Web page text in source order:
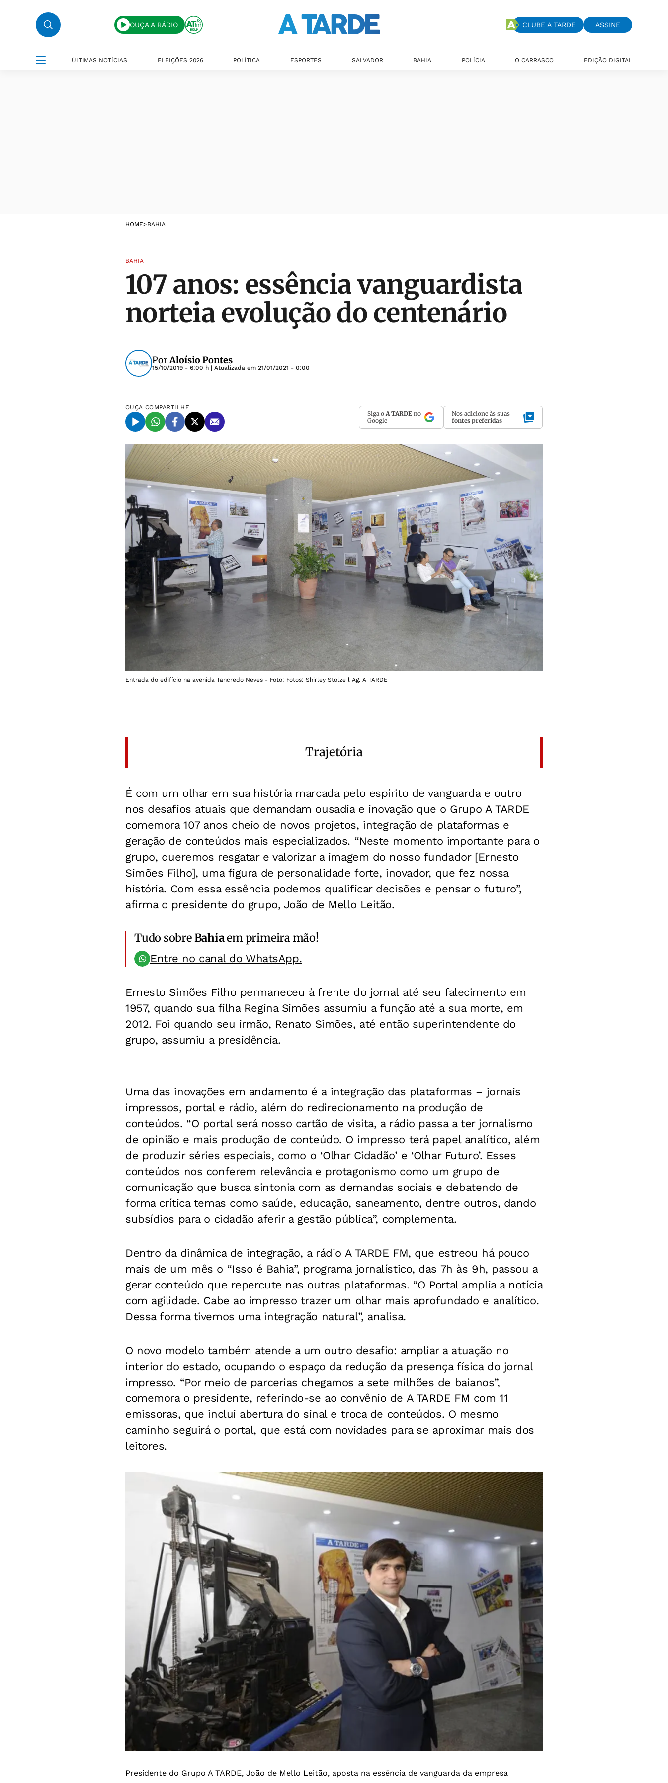
OUÇA A RÁDIO CLUBE A TARDE ASSINE
ÚLTIMAS NOTÍCIAS ELEIÇÕES 2026 POLÍTICA ESPORTES SALVADOR BAHIA POLÍCIA O CARRASCO EDIÇÃO DIGITAL
HOME>BAHIA
BAHIA
107 anos: essência vanguardista
norteia evolução do centenário
PorAloísio Pontes
15/10/2019 - 6:00 h | Atualizada em 21/01/2021 - 0:00
OUÇA COMPARTILHE
Siga o A TARDE no
Google
Nos adicione às suas
fontes preferidas
Entrada do edifício na avenida Tancredo Neves - Foto: Fotos: Shirley Stolze l Ag. A TARDE
Trajetória
É com um olhar em sua história marcada pelo espírito de vanguarda e outro
nos desafios atuais que demandam ousadia e inovação que o Grupo A TARDE
comemora 107 anos cheio de novos projetos, integração de plataformas e
geração de conteúdos mais especializados. “Neste momento importante para o
grupo, queremos resgatar e valorizar a imagem do nosso fundador [Ernesto
Simões Filho], uma figura de personalidade forte, inovador, que fez nossa
história. Com essa essência podemos qualificar decisões e pensar o futuro”,
afirma o presidente do grupo, João de Mello Leitão.
Tudo sobreBahiaem primeira mão!
Entre no canal do WhatsApp.
Ernesto Simões Filho permaneceu à frente do jornal até seu falecimento em
1957, quando sua filha Regina Simões assumiu a função até a sua morte, em
2012. Foi quando seu irmão, Renato Simões, até então superintendente do
grupo, assumiu a presidência.
Uma das inovações em andamento é a integração das plataformas – jornais
impressos, portal e rádio, além do redirecionamento na produção de
conteúdos. “O portal será nosso cartão de visita, a rádio passa a ter jornalismo
de opinião e mais produção de conteúdo. O impresso terá papel analítico, além
de produzir séries especiais, como o ‘Olhar Cidadão’ e ‘Olhar Futuro’. Esses
conteúdos nos conferem relevância e protagonismo como um grupo de
comunicação que busca sintonia com as demandas sociais e debatendo de
forma crítica temas como saúde, educação, saneamento, dentre outros, dando
subsídios para o cidadão aferir a gestão pública”, complementa.
Dentro da dinâmica de integração, a rádio A TARDE FM, que estreou há pouco
mais de um mês o “Isso é Bahia”, programa jornalístico, das 7h às 9h, passou a
gerar conteúdo que repercute nas outras plataformas. “O Portal amplia a notícia
com agilidade. Cabe ao impresso trazer um olhar mais aprofundado e analítico.
Dessa forma tivemos uma integração natural”, analisa.
O novo modelo também atende a um outro desafio: ampliar a atuação no
interior do estado, ocupando o espaço da redução da presença física do jornal
impresso. “Por meio de parcerias chegamos a sete milhões de baianos”,
comemora o presidente, referindo-se ao convênio de A TARDE FM com 11
emissoras, que inclui abertura do sinal e troca de conteúdos. O mesmo
caminho seguirá o portal, que está com novidades para se aproximar mais dos
leitores.
Presidente do Grupo A TARDE, João de Mello Leitão, aposta na essência de vanguarda da empresa